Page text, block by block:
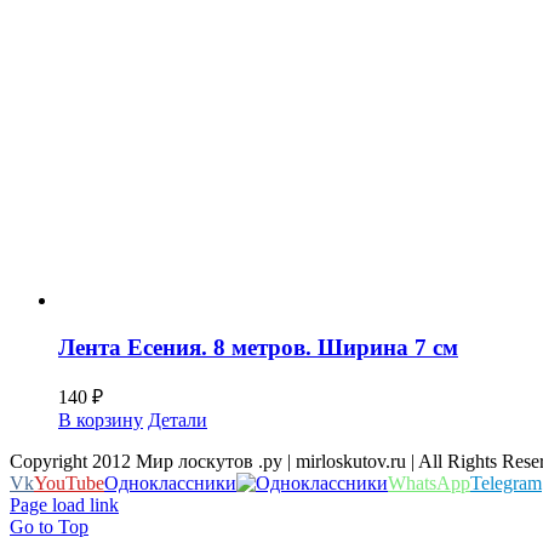
Лента Есения. 8 метров. Ширина 7 см
140 ₽
В корзину Детали
Copyright 2012 Мир лоскутов .ру | mirloskutov.ru | All Rights
VkYouTubeОдноклассники WhatsAppTelegram
Page load link
Go to Top